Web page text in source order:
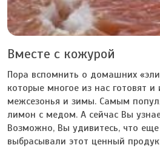
Вместе с кожурой
Пора вспомнить о домашних
которые многое из нас готовят и
межсезонья и зимы. Самым
лимон с медом. А сейчас Вы
Возможно, Вы удивитесь, что
выбрасывали этот ценный